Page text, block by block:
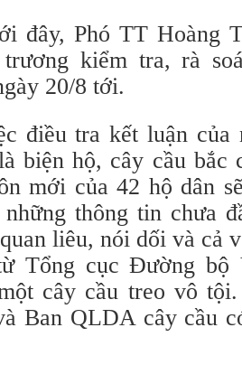
đây, Phó TT Hoàng
kiểm tra, rà
20/8 tới.
điều tra kết luận của
biện hộ, cây cầu bắc
mới của 42 hộ dân
thông tin chưa
liêu, nói dối và cả
Tổng cục Đường
cây cầu treo vô
Ban QLDA cây cầu